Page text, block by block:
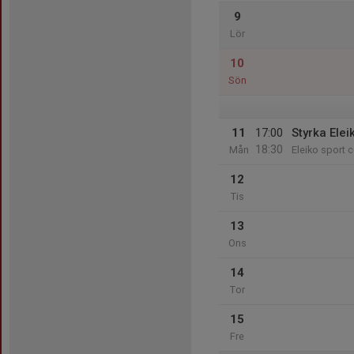
9
Lör
10
Sön
11
Mån
17:00
18:30
Styrka
Eleiko sport
12
Tis
13
Ons
14
Tor
15
Fre